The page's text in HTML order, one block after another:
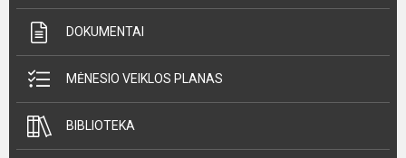
DOKUMENTAI
MĖNESIO VEIKLOS PLANAS
BIBLIOTEKA